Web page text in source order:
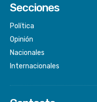
Secciones
Política
Opinión
Nacionales
Internacionales